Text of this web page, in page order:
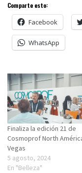
Comparte esto:
Facebook
WhatsApp
Finaliza la edición 21 de
Cosmoprof North
Vegas
5 agosto, 2024
En "Belleza"